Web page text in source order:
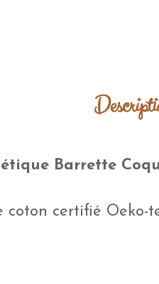
Barrette
coton certifié Oeko-